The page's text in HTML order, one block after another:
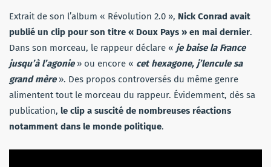
Extrait de son l’album « Révolution 2.0 », Nick Conrad avait
publié un clip pour son titre « Doux Pays » en mai dernier.
Dans son morceau, le rappeur déclare « je baise la France
jusqu’à l’agonie» ou encore « cet hexagone, j’lencule sa
grand mère ». Des propos controversés du même genre
alimentent tout le morceau du rappeur. Évidemment, dès sa
publication, le clip a suscité de nombreuses réactions
notamment dans le monde politique.